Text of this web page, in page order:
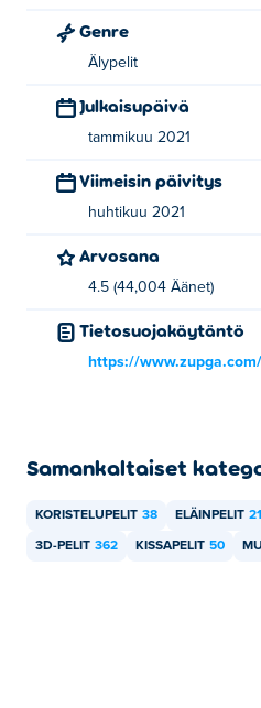
Genre
Älypelit
Julkaisupäivä
tammikuu 2021
Viimeisin päivitys
huhtikuu 2021
Arvosana
4.5 (44,004 Äänet)
Tietosuojakäytäntö
https://
Samankaltaiset
KORISTELUPELIT 38 ELÄINPELIT
3D-PELIT 362 KISSAPELIT 50